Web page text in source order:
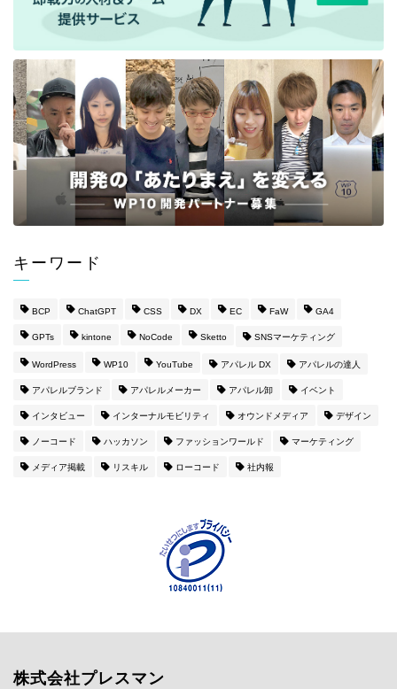
キーワード
BCP ChatGPT CSS DX EC FaW GA4
GPTs kintone NoCode Sketto SNSマーケティング
WordPress WP10 YouTube アパレル DX アパレルの達人
アパレルブランド アパレルメーカー アパレル卸 イベント
インタビュー インターナルモビリティ オウンドメディア デザイン
ノーコード ハッカソン ファッションワールド マーケティング
メディア掲載 リスキル ローコード 社内報
株式会社プレスマン